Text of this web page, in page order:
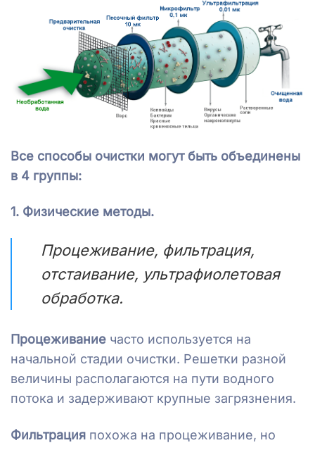
Все способы очистки могут быть объединены
в 4 группы:
1. Физические методы.
Процеживание, фильтрация,
отстаивание, ультрафиолетовая
обработка.
Процеживание часто используется на
начальной стадии очистки. Решетки разной
величины располагаются на пути водного
потока и задерживают крупные загрязнения.
Фильтрация похожа на процеживание, но